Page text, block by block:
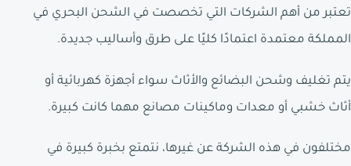
تعتبر من أهم الشركات التي تخصصت في الشحن البحري في
المملكة معتمدة اعتمادًا كليًا على طرق وأساليب جديدة.
يتم تغليف وشحن البضائع والأثاث سواء أجهزة كهربائية أو
أثاث خشبي أو معدات وماكينات مصانع مهما كانت كبيرة.
مختلفون في هذه الشركة عن غيرها، نتمتع بخبرة كبيرة في